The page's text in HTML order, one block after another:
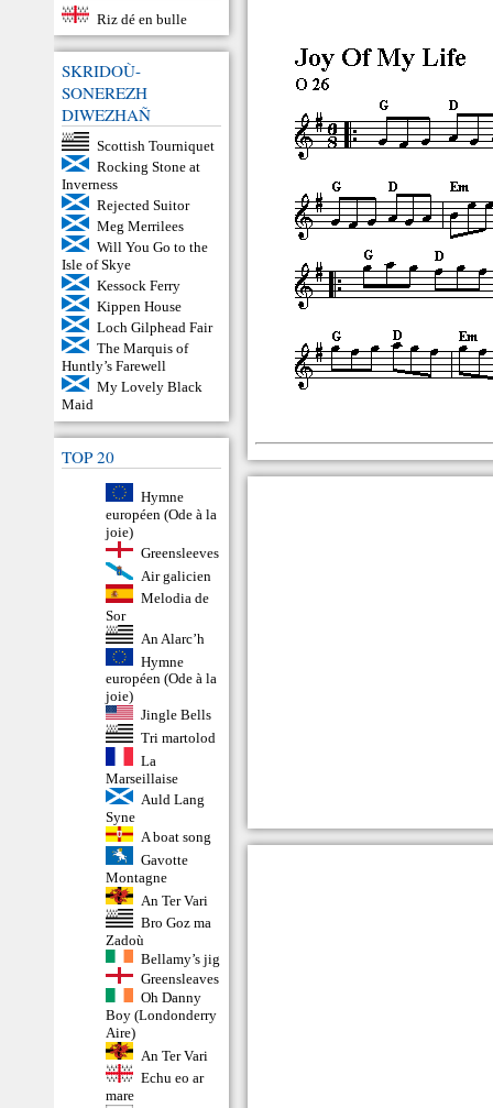
Riz dé en bulle
SKRIDOÙ-
SONEREZH
DIWEZHAÑ
Scottish Tourniquet
Rocking Stone at
Inverness
Rejected Suitor
Meg Merrilees
Will You Go to the
Isle of Skye
Kessock Ferry
Kippen House
Loch Gilphead Fair
The Marquis of
Huntly’s Farewell
My Lovely Black
Maid
TOP 20
Hymne
européen (Ode à la
joie)
Greensleeves
Air galicien
Melodia de
Sor
An Alarc’h
Hymne
européen (Ode à la
joie)
Jingle Bells
Tri martolod
La
Marseillaise
Auld Lang
Syne
A boat song
Gavotte
Montagne
An Ter Vari
Bro Goz ma
Zadoù
Bellamy’s jig
Greensleaves
Oh Danny
Boy (Londonderry
Aire)
An Ter Vari
Echu eo ar
mare